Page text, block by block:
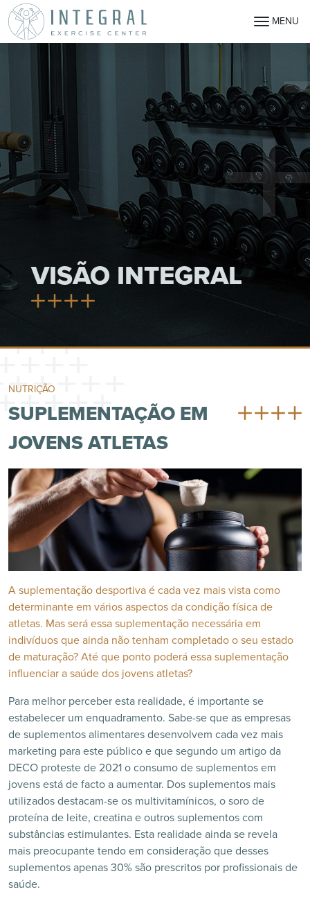
MENU
VISÃO INTEGRAL
NUTRIÇÃO
SUPLEMENTAÇÃO EM
JOVENS ATLETAS
A suplementação desportiva é cada vez mais vista como
determinante em vários aspectos da condição física de
atletas. Mas será essa suplementação necessária em
indivíduos que ainda não tenham completado o seu estado
de maturação? Até que ponto poderá essa suplementação
influenciar a saúde dos jovens atletas?
Para melhor perceber esta realidade, é importante se
estabelecer um enquadramento. Sabe-se que as empresas
de suplementos alimentares desenvolvem cada vez mais
marketing para este público e que segundo um artigo da
DECO proteste de 2021 o consumo de suplementos em
jovens está de facto a aumentar. Dos suplementos mais
utilizados destacam-se os multivitamínicos, o soro de
proteína de leite, creatina e outros suplementos com
substâncias estimulantes. Esta realidade ainda se revela
mais preocupante tendo em consideração que desses
suplementos apenas 30% são prescritos por profissionais de
saúde.